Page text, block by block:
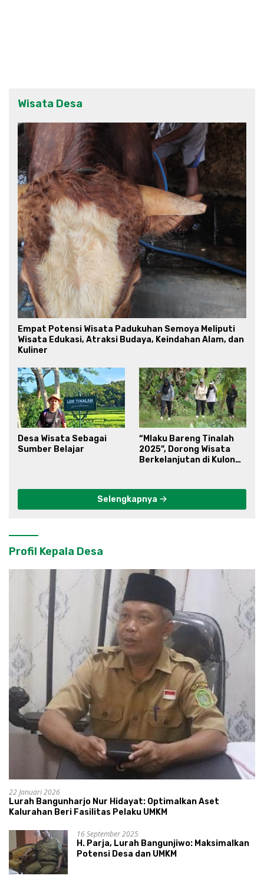
Wisata Desa
Empat Potensi Wisata Padukuhan Semoya Meliputi
Wisata Edukasi, Atraksi Budaya, Keindahan Alam, dan
Kuliner
Desa Wisata Sebagai
Sumber Belajar
“Mlaku Bareng Tinalah
2025”, Dorong Wisata
Berkelanjutan di Kulon
Selengkapnya
Profil Kepala Desa
22 Januari 2026
Lurah Bangunharjo Nur Hidayat: Optimalkan Aset
Kalurahan Beri Fasilitas Pelaku UMKM
16 September 2025
H. Parja, Lurah Bangunjiwo: Maksimalkan
Potensi Desa dan UMKM